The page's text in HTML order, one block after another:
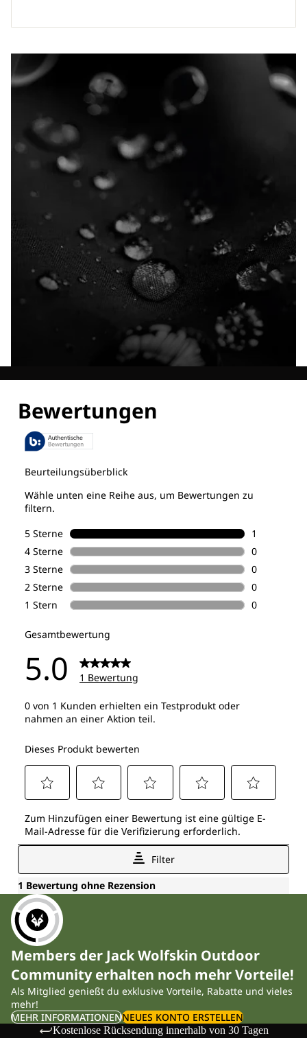
Members der Jack Wolfskin Outdoor
Community erhalten noch mehr Vorteile!
Als Mitglied genießt du exklusive Vorteile, Rabatte und vieles
mehr!
MEHR INFORMATIONENNEUES KONTO ERSTELLEN
Kostenlose Rücksendung innerhalb von 30 Tagen